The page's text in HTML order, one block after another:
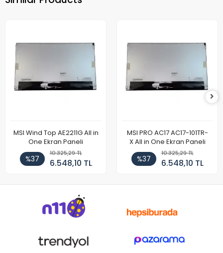
MSI Wind Top AE2211G All in
One Ekran Paneli
%37
10.325,29 TL
6.548,10 TL
MSI PRO AC17 AC17-101TR-
X All in One Ekran Paneli
%37
10.325,29 TL
6.548,10 TL